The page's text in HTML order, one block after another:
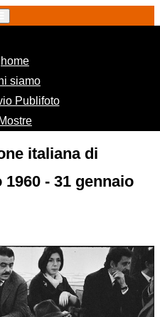
home(current)
siamo
Publifoto
Mostre
italiana di
- 31 gennaio